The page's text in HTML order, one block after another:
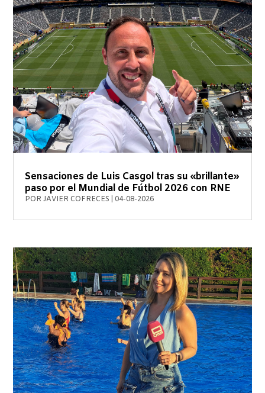
Sensaciones de Luis Casgol tras su «brillante»
paso por el Mundial de Fútbol 2026 con RNE
PORJAVIER COFRECES 04-08-2026